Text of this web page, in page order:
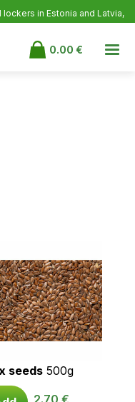
lockers in Estonia and Latvia,
0.00€
seeds 500g
2.70 €